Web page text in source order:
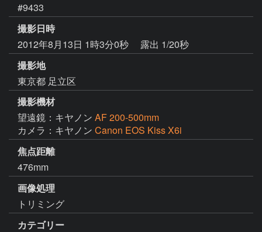
#9433
撮影日時
2012年8月13日 1時3分0秒
露出 1/20秒
撮影地
東京都 足立区
撮影機材
望遠鏡：キヤノン AF 200-500mm
カメラ：キヤノン Canon EOS Kiss X6i
焦点距離
476mm
画像処理
トリミング
カテゴリー